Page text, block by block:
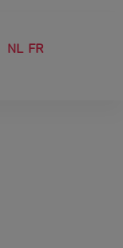
FR
NL